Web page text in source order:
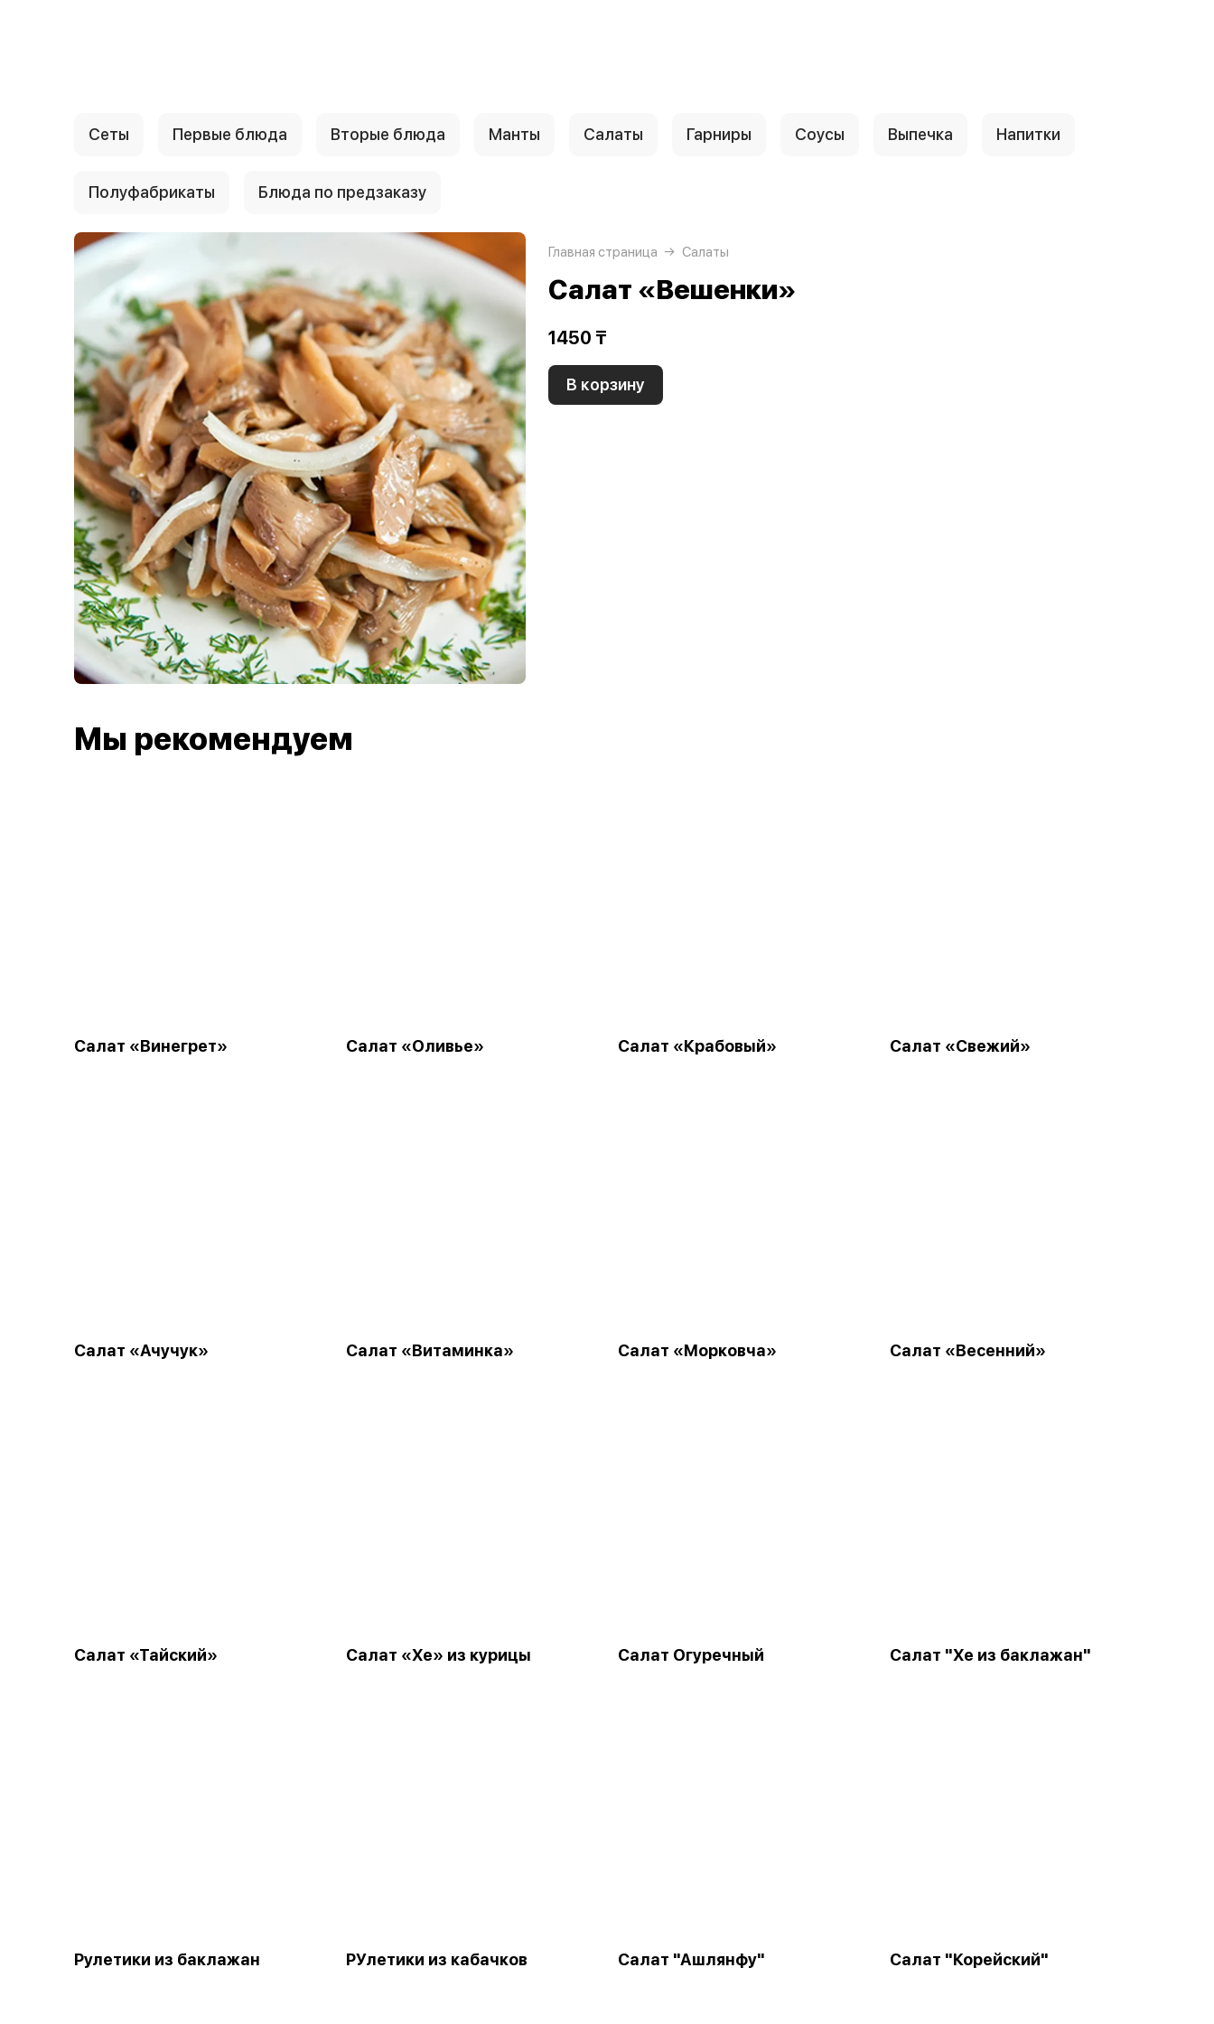
Сеты Первые блюда Вторые блюда Манты Салаты Гарниры Соусы Выпечка Напитки
Полуфабрикаты Блюда по предзаказу
Главная страница Салаты
Салат «Вешенки»
1450 ₸
В корзину
Мы рекомендуем
Салат «Винегрет» Салат «Оливье» Салат «Крабовый» Салат «Свежий»
Салат «Ачучук» Салат «Витаминка» Салат «Морковча» Салат «Весенний»
Салат «Тайский» Салат «Хе» из курицы Салат Огуречный Салат "Хе из баклажан"
Рулетики из баклажан РУлетики из кабачков Салат "Ашлянфу" Салат "Корейский"